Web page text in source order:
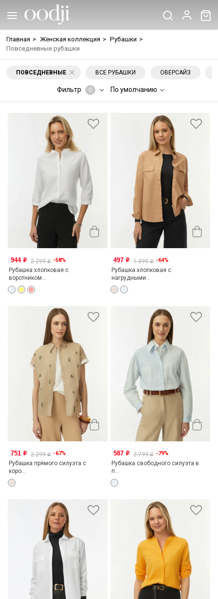
Главная > Женская коллекция > Рубашки >
Повседневные рубашки
ПОВСЕДНЕВНЫЕ ВСЕ РУБАШКИ ОВЕРСАЙЗ
Фильтр 0 По умолчанию
944 o 2 299o -58%
Рубашка хлопковая с
воротником...
497 o 1 399o -64%
Рубашка хлопковая с
нагрудными...
751 o 2 299o -67%
Рубашка прямого силуэта с
коро...
587 o 2 799o -79%
Рубашка свободного силуэта в
п...